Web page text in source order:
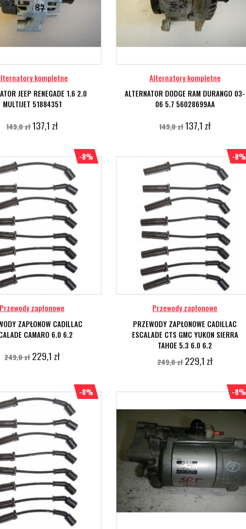
kompletne
JEEP RENEGADE 1.6 2.0
MULTIJET 51884351
149,0 zł137,1 zł
Alternatory kompletne
ALTERNATOR DODGE RAM DURANGO 03-
06 5.7 56028699AA
149,0 zł137,1 zł
Przewody zapłonowe
ZAPŁONOW CADILLAC
CAMARO 6.0 6.2
249,0 zł 229,1 zł
-8%
Przewody zapłonowe
PRZEWODY ZAPŁONOWE CADILLAC
ESCALADE CTS GMC YUKON SIERRA
TAHOE 5.3 6.0 6.2
249,0 zł 229,1 zł
-8%
-8% -8%